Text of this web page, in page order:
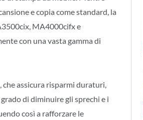
e copia come standard, la
MA4000cifx e
con una vasta gamma di
assicura risparmi duraturi,
di diminuire gli sprechi e i
così a rafforzare le